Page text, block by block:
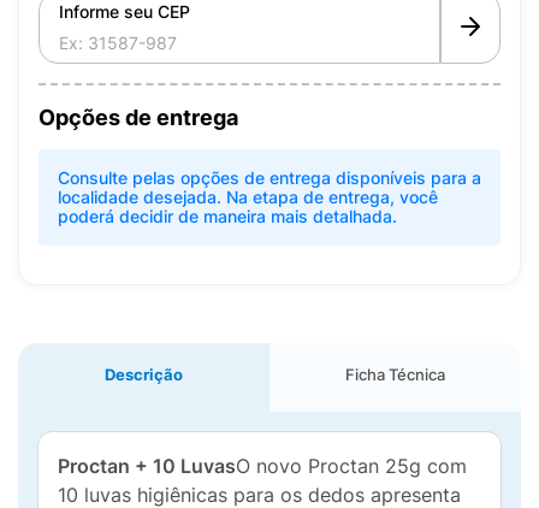
Informe seu CEP
Opções de entrega
Consulte pelas opções de entrega disponíveis para a
localidade desejada. Na etapa de entrega, você
poderá decidir de maneira mais detalhada.
Descrição Ficha Técnica
Proctan + 10 LuvasO novo Proctan 25g com
10 luvas higiênicas para os dedos apresenta